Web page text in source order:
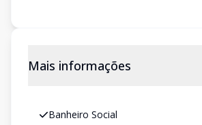
Mais informações
Banheiro Social